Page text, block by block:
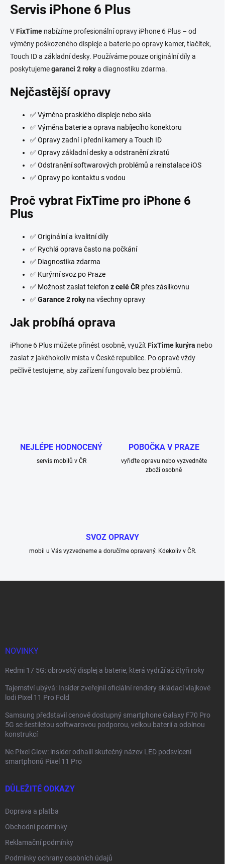
l
á
a
c
í
r
v
ý
p
i
s
Servis iPhone 6 Plus
VFixTime nabízíme profesionální opravy iPhone 6 Plus – od
výměny poškozeného displeje a baterie po opravy kamer, tlačítek,
Touch ID a základní desky. Používáme pouze originální díly a
poskytujemegaranci 2 rokya diagnostiku zdarma.
Nejčastější opravy
✅ Výměna prasklého displeje nebo skla
✅ Výměna baterie a oprava nabíjecího konektoru
✅ Opravy zadní i přední kamery a Touch ID
✅ Opravy základní desky a odstranění zkratů
✅ Odstranění softwarových problémů a reinstalace iOS
✅ Opravy po kontaktu s vodou
Proč vybrat FixTime pro iPhone 6
Plus
✅ Originální a kvalitní díly
✅ Rychlá oprava často na počkání
✅ Diagnostika zdarma
✅ Kurýrní svoz po Praze
✅ Možnost zaslat telefon z celé ČR přes zásilkovnu
✅Garance 2 roky na všechny opravy
Jak probíhá oprava
iPhone 6 Plus můžete přinést osobně, využít FixTime kurýra nebo
zaslat z jakéhokoliv místa v České republice. Po opravě vždy
pečlivě testujeme, aby zařízení fungovalo bez problémů.
NEJLÉPE HODNOCENÝ
servis mobilů v ČR
POBOČKA V PRAZE
vyřiďte opravu nebo vyzvedněte
zboží osobně
SVOZ OPRAVY
mobil u Vás vyzvedneme a doručíme opravený. Kdekoliv v ČR.
NOVINKY
Redmi 17 5G: obrovský displej a baterie, která vydrží až čtyři roky
Tajemství ubývá: Insider zveřejnil oficiální rendery skládací vlajkové
lodi Pixel 11 Pro Fold
Samsung představil cenově dostupný smartphone Galaxy F70 Pro
5G se šestiletou softwarovou podporou, velkou baterií a odolnou
konstrukcí
Ne Pixel Glow: insider odhalil skutečný název LED podsvícení
smartphonů Pixel 11 Pro
DŮLEŽITÉ ODKAZY
Doprava a platba
Obchodní podmínky
Reklamační podmínky
Podmínky ochrany osobních údajů